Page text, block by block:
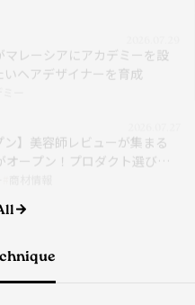
ン】美容師レビューが集まる
オープン！プロダクト選びを
apish